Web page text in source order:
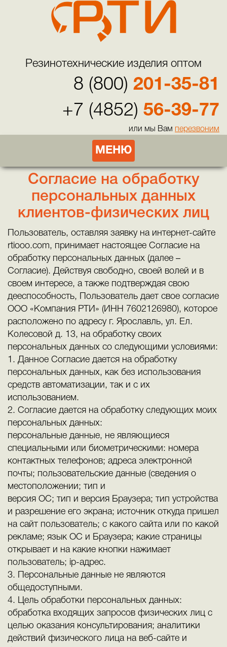
Резинотехнические изделия оптом
8 (800) 201-35-81
+7 (4852) 56-39-77
или мы Вам перезвоним
МЕНЮ
Согласие на обработку
персональных данных
клиентов-физических лиц
Пользователь, оставляя заявку на интернет-сайте
rtiooo.com, принимает настоящее Согласие на
обработку персональных данных (далее –
Согласие). Действуя свободно, своей волей и в
своем интересе, а также подтверждая свою
дееспособность, Пользователь дает свое согласие
ООО «Компания РТИ» (ИНН 7602126980), которое
расположено по адресу г. Ярославль, ул. Ел.
Колесовой д. 13, на обработку своих
персональных данных со следующими условиями:
1. Данное Согласие дается на обработку
персональных данных, как без использования
средств автоматизации, так и с их
использованием.
2. Согласие дается на обработку следующих моих
персональных данных:
персональные данные, не являющиеся
специальными или биометрическими: номера
контактных телефонов; адреса электронной
почты; пользовательские данные (сведения о
местоположении; тип и
версия ОС; тип и версия Браузера; тип устройства
и разрешение его экрана; источник откуда пришел
на сайт пользователь; с какого сайта или по какой
рекламе; язык ОС и Браузера; какие страницы
открывает и на какие кнопки нажимает
пользователь; ip-адрес.
3. Персональные данные не являются
общедоступными.
4. Цель обработки персональных данных:
обработка входящих запросов физических лиц с
целью оказания консультирования; аналитики
действий физического лица на веб-сайте и